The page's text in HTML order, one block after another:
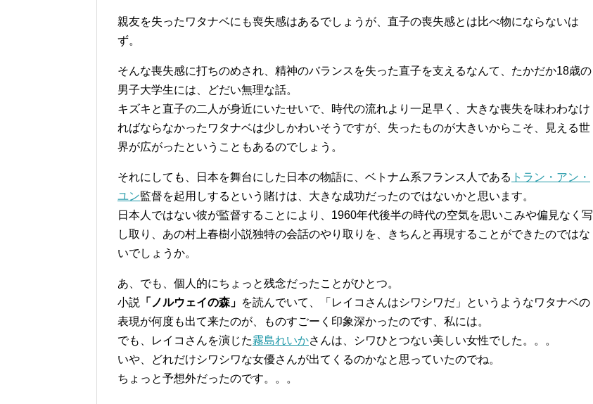
親友を失ったワタナベにも喪失感はあるでしょうが、直子の喪失感とは比べ物にならないは
ず。
そんな喪失感に打ちのめされ、精神のバランスを失った直子を支えるなんて、たかだか18歳の
男子大学生には、どだい無理な話。
キズキと直子の二人が身近にいたせいで、時代の流れより一足早く、大きな喪失を味わわなけ
ればならなかったワタナベは少しかわいそうですが、失ったものが大きいからこそ、見える世
界が広がったということもあるのでしょう。
それにしても、日本を舞台にした日本の物語に、ベトナム系フランス人である トラン・アン・
ユン監督を起用しするという賭けは、大きな成功だったのではないかと思います。
日本人ではない彼が監督することにより、1960年代後半の時代の空気を思いこみや偏見なく写
し取り、あの村上春樹小説独特の会話のやり取りを、きちんと再現することができたのではな
いでしょうか。
あ、でも、個人的にちょっと残念だったことがひとつ。
小説
「ノルウェイの森」 を読んでいて、「レイコさんはシワシワだ」というようなワタナベの
表現が何度も出て来たのが、ものすごーく印象深かったのです、私には。
でも、レイコさんを演じた霧島れいかさんは、シワひとつない美しい女性でした。。。
いや、どれだけシワシワな女優さんが出てくるのかなと思っていたのでね。
ちょっと予想外だったのです。。。